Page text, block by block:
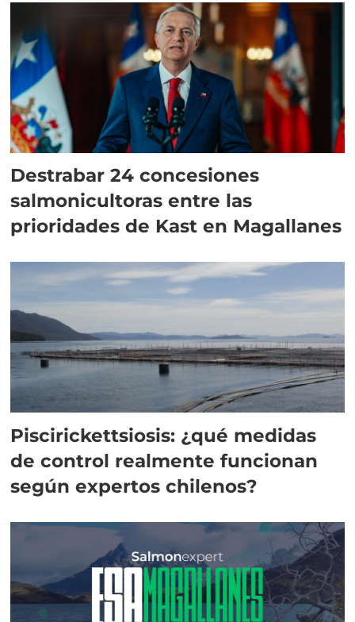
Destrabar 24 concesiones
salmonicultoras entre las
prioridades de Kast en Magallanes
Piscirickettsiosis: ¿qué medidas
de control realmente funcionan
según expertos chilenos?